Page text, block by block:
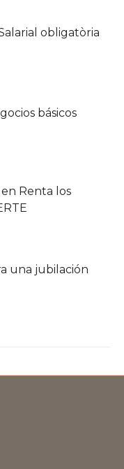
obligatòria
básicos
Renta los
una jubilación